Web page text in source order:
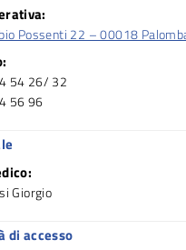
Possenti 22 – 00018
54 26/ 32
56 96
Giorgio
di accesso